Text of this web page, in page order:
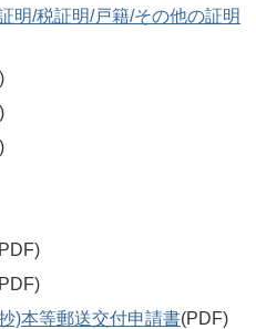
明/税証明/戸籍/その他の証明
)本等郵送交付申請書(PDF)